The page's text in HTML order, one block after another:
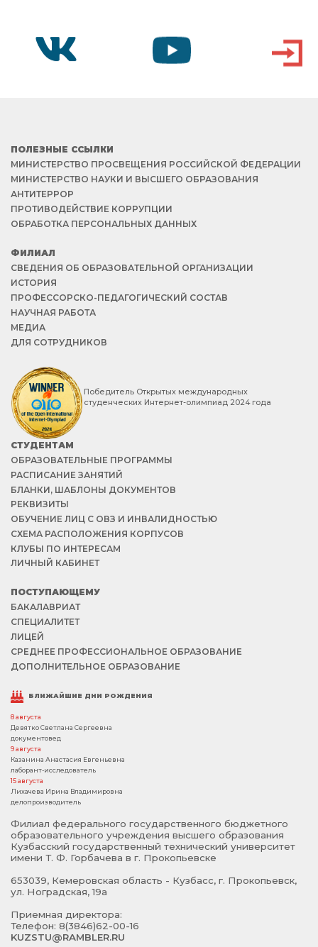
ПОЛЕЗНЫЕ ССЫЛКИ
МИНИСТЕРСТВО ПРОСВЕЩЕНИЯ РОССИЙСКОЙ ФЕДЕРАЦИИ
МИНИСТЕРСТВО НАУКИ И ВЫСШЕГО ОБРАЗОВАНИЯ
АНТИТЕРРОР
ПРОТИВОДЕЙСТВИЕ КОРРУПЦИИ
ОБРАБОТКА ПЕРСОНАЛЬНЫХ ДАННЫХ
ФИЛИАЛ
СВЕДЕНИЯ ОБ ОБРАЗОВАТЕЛЬНОЙ ОРГАНИЗАЦИИ
ИСТОРИЯ
ПРОФЕССОРСКО-ПЕДАГОГИЧЕСКИЙ СОСТАВ
НАУЧНАЯ РАБОТА
МЕДИА
ДЛЯ СОТРУДНИКОВ
Победитель Открытых международных
студенческих Интернет-олимпиад 2024 года
СТУДЕНТАМ
ОБРАЗОВАТЕЛЬНЫЕ ПРОГРАММЫ
РАСПИСАНИЕ ЗАНЯТИЙ
БЛАНКИ, ШАБЛОНЫ ДОКУМЕНТОВ
РЕКВИЗИТЫ
ОБУЧЕНИЕ ЛИЦ С ОВЗ И ИНВАЛИДНОСТЬЮ
СХЕМА РАСПОЛОЖЕНИЯ КОРПУСОВ
КЛУБЫ ПО ИНТЕРЕСАМ
ЛИЧНЫЙ КАБИНЕТ
ПОСТУПАЮЩЕМУ
БАКАЛАВРИАТ
СПЕЦИАЛИТЕТ
ЛИЦЕЙ
СРЕДНЕЕ ПРОФЕССИОНАЛЬНОЕ ОБРАЗОВАНИЕ
ДОПОЛНИТЕЛЬНОЕ ОБРАЗОВАНИЕ
БЛИЖАЙШИЕ ДНИ РОЖДЕНИЯ
8 августа
Девятко Светлана Сергеевна
документовед
9 августа
Казанина Анастасия Евгеньевна
лаборант-исследователь
15 августа
Лихачева Ирина Владимировна
делопроизводитель
Филиал федерального государственного бюджетного
образовательного учреждения высшего образования
Кузбасский государственный технический университет
имени Т. Ф. Горбачева в г. Прокопьевске
653039, Кемеровская область - Кузбасс, г. Прокопьевск,
ул. Ноградская, 19а
Приемная директора:
Телефон: 8(3846)62-00-16
KUZSTU@RAMBLER.RU